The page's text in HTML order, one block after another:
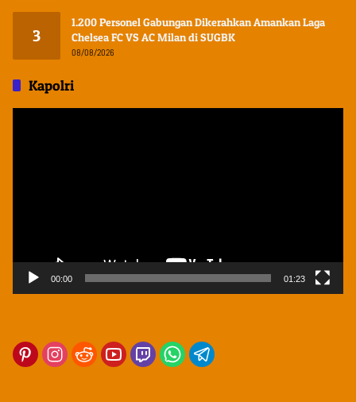
3
1.200 Personel Gabungan Dikerahkan Amankan Laga
Chelsea FC VS AC Milan di SUGBK
08/08/2026
Kapolri
00:00 01:23